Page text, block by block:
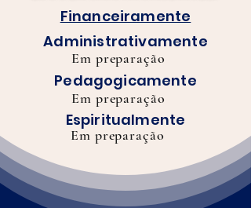
Financeiramente
Administrativamente
Em preparação
Pedagogicamente
Em preparação
Espiritualmente
Em preparação